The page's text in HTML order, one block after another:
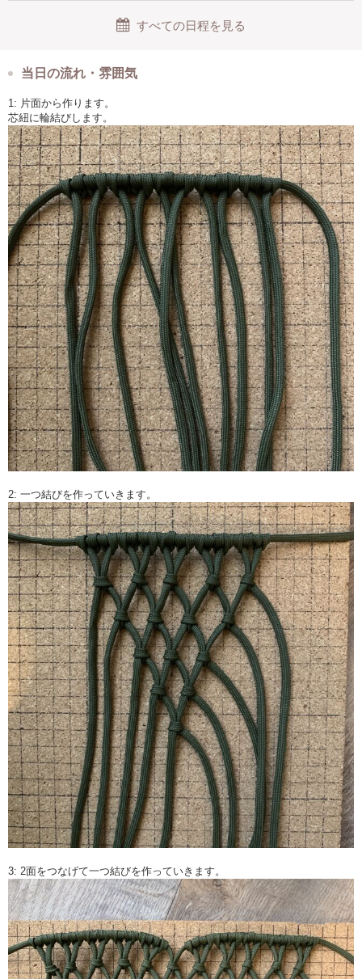
すべての日程を見る
当日の流れ・雰囲気
1: 片面から作ります。
芯紐に輪結びします。
2: 一つ結びを作っていきます。
3: 2面をつなげて一つ結びを作っていきます。